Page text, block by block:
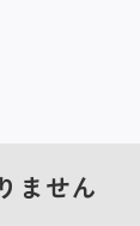
ません